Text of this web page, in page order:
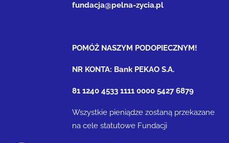
fundacja@pelna-zycia.pl
POMÓŻ NASZYM PODOPIECZNYM!
NR KONTA: Bank PEKAO S.A.
81 1240 4533 1111 0000 5427 6879
Wszystkie pieniądze zostaną przekazane
na cele statutowe Fundacji